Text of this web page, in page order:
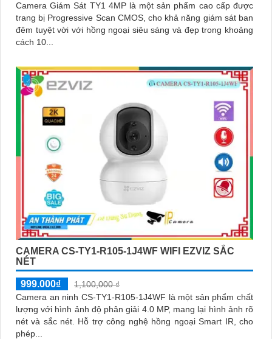
Camera Giám Sát TY1 4MP là một sản phẩm cao cấp được
trang bị Progressive Scan CMOS, cho khả năng giám sát ban
đêm tuyệt vời với hồng ngoại siêu sáng và đẹp trong khoảng
cách 10...
CAMERA CS-TY1-R105-1J4WF WIFI EZVIZ SẮC
NÉT
999.000₫
1,100,000 ₫
Camera an ninh CS-TY1-R105-1J4WF là một sản phẩm chất
lượng với hình ảnh độ phân giải 4.0 MP, mang lại hình ảnh rõ
nét và sắc nét. Hỗ trợ công nghệ hồng ngoại Smart IR, cho
phép...